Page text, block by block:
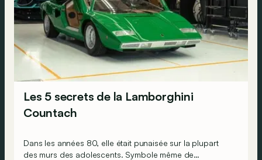
Les 5 secrets de la Lamborghini
Countach
Dans les années 80, elle était punaisée sur la plupart
des murs des adolescents. Symbole même de